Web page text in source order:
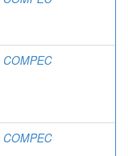
COMPEC
COMPEC